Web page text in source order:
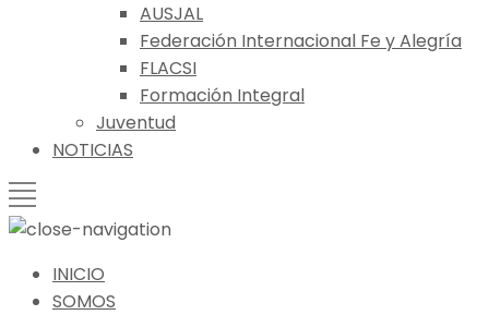
AUSJAL
Federación Internacional Fe y Alegría
FLACSI
Formación Integral
Juventud
NOTICIAS
INICIO
SOMOS